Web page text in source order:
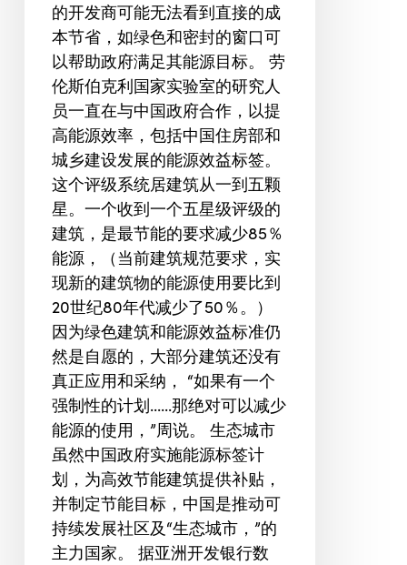
的开发商可能无法看到直接的成
本节省，如绿色和密封的窗口可
以帮助政府满足其能源目标。 劳
伦斯伯克利国家实验室的研究人
员一直在与中国政府合作，以提
高能源效率，包括中国住房部和
城乡建设发展的能源效益标签。
这个评级系统居建筑从一到五颗
星。一个收到一个五星级评级的
建筑，是最节能的要求减少85％
能源，（当前建筑规范要求，实
现新的建筑物的能源使用要比到
20世纪80年代减少了50％。）
因为绿色建筑和能源效益标准仍
然是自愿的，大部分建筑还没有
真正应用和采纳， “如果有一个
强制性的计划......那绝对可以减少
能源的使用，”周说。 生态城市
虽然中国政府实施能源标签计
划，为高效节能建筑提供补贴，
并制定节能目标，中国是推动可
持续发展社区及“生态城市，”的
主力国家。 据亚洲开发银行数